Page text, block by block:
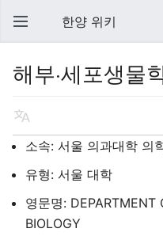
한양 위키
해부·세포생물
소속: 서울 의과대학 의
유형: 서울 대학
영문명:
BIOLOGY